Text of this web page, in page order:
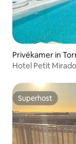
Privékamer in
Hotel Petit
Superhost
Superhost